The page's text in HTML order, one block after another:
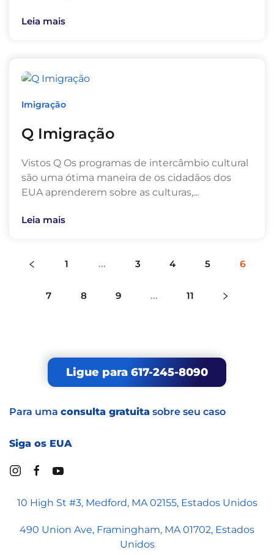
Leia mais
Imigração
Q Imigração
Vistos Q Os programas de intercâmbio cultural
são uma ótima maneira de os cidadãos dos
EUA aprenderem sobre as culturas,...
Leia mais
1 ... 3 4 5 6
7 8 9 ... 11
Ligue para 617-245-8090
Para uma consulta gratuita sobre seu caso
Siga os EUA
10 High St #3, Medford, MA 02155, Estados Unidos
490 Union Ave, Framingham, MA 01702, Estados
Unidos